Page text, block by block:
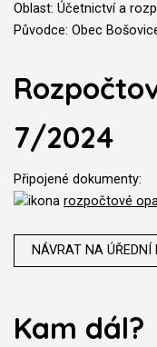
Oblast: Účetnictví a
Původce: Obec
7/2024
Připojené dokumenty:
rozpočtové
NÁVRAT NA ÚŘEDNÍ
Kam dál?